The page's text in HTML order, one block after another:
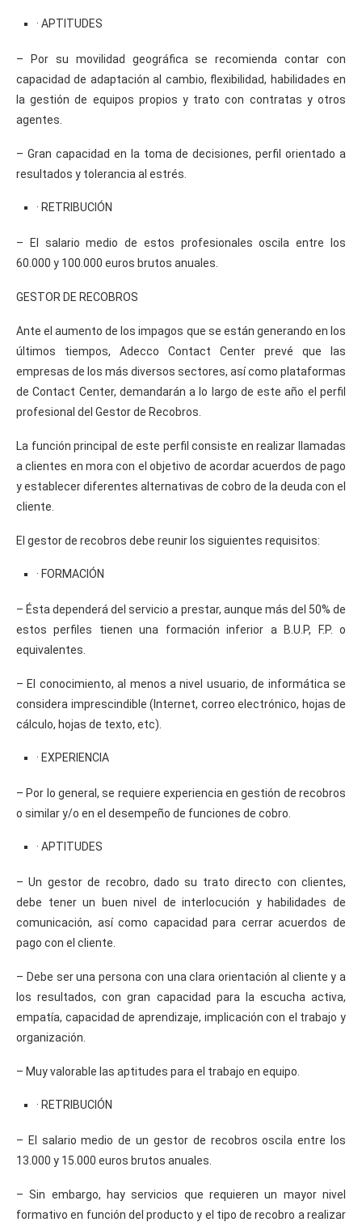
· APTITUDES
– Por su movilidad geográfica se recomienda contar con
capacidad de adaptación al cambio, flexibilidad, habilidades en
la gestión de equipos propios y trato con contratas y otros
agentes.
– Gran capacidad en la toma de decisiones, perfil orientado a
resultados y tolerancia al estrés.
· RETRIBUCIÓN
– El salario medio de estos profesionales oscila entre los
60.000 y 100.000 euros brutos anuales.
GESTOR DE RECOBROS
Ante el aumento de los impagos que se están generando en los
últimos tiempos, Adecco Contact Center prevé que las
empresas de los más diversos sectores, así como plataformas
de Contact Center, demandarán a lo largo de este año el perfil
profesional del Gestor de Recobros.
La función principal de este perfil consiste en realizar llamadas
a clientes en mora con el objetivo de acordar acuerdos de pago
y establecer diferentes alternativas de cobro de la deuda con el
cliente.
El gestor de recobros debe reunir los siguientes requisitos:
· FORMACIÓN
– Ésta dependerá del servicio a prestar, aunque más del 50% de
estos perfiles tienen una formación inferior a B.U.P, F.P. o
equivalentes.
– El conocimiento, al menos a nivel usuario, de informática se
considera imprescindible (Internet, correo electrónico, hojas de
cálculo, hojas de texto, etc).
· EXPERIENCIA
– Por lo general, se requiere experiencia en gestión de recobros
o similar y/o en el desempeño de funciones de cobro.
· APTITUDES
– Un gestor de recobro, dado su trato directo con clientes,
debe tener un buen nivel de interlocución y habilidades de
comunicación, así como capacidad para cerrar acuerdos de
pago con el cliente.
– Debe ser una persona con una clara orientación al cliente y a
los resultados, con gran capacidad para la escucha activa,
empatía, capacidad de aprendizaje, implicación con el trabajo y
organización.
– Muy valorable las aptitudes para el trabajo en equipo.
· RETRIBUCIÓN
– El salario medio de un gestor de recobros oscila entre los
13.000 y 15.000 euros brutos anuales.
– Sin embargo, hay servicios que requieren un mayor nivel
formativo en función del producto y el tipo de recobro a realizar